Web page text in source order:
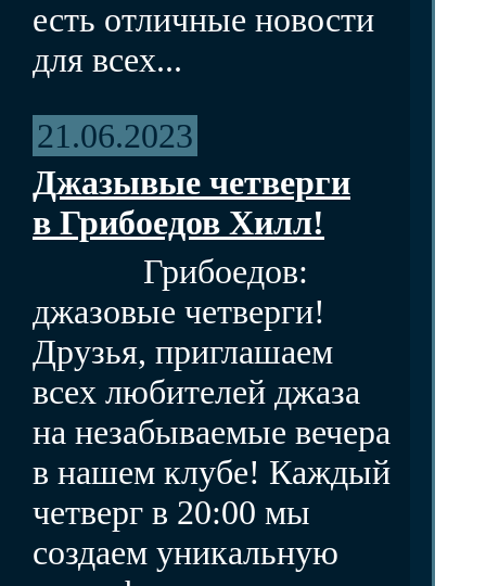
есть отличные новости
для всех...
21.06.2023
Джазывые четверги
в Грибоедов Хилл!
Грибоедов:
джазовые четверги!
Друзья, приглашаем
всех любителей джаза
на незабываемые вечера
в нашем клубе! Каждый
четверг в 20:00 мы
создаем уникальную